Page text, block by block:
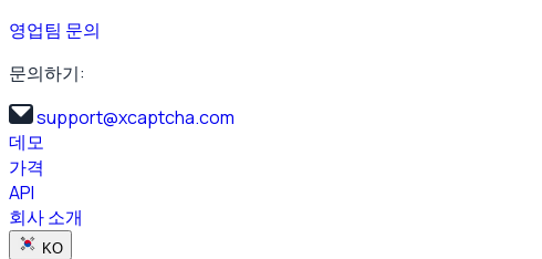
영업팀 문의
문의하기:
support@xcaptcha.com
데모
가격
API
회사 소개
KO